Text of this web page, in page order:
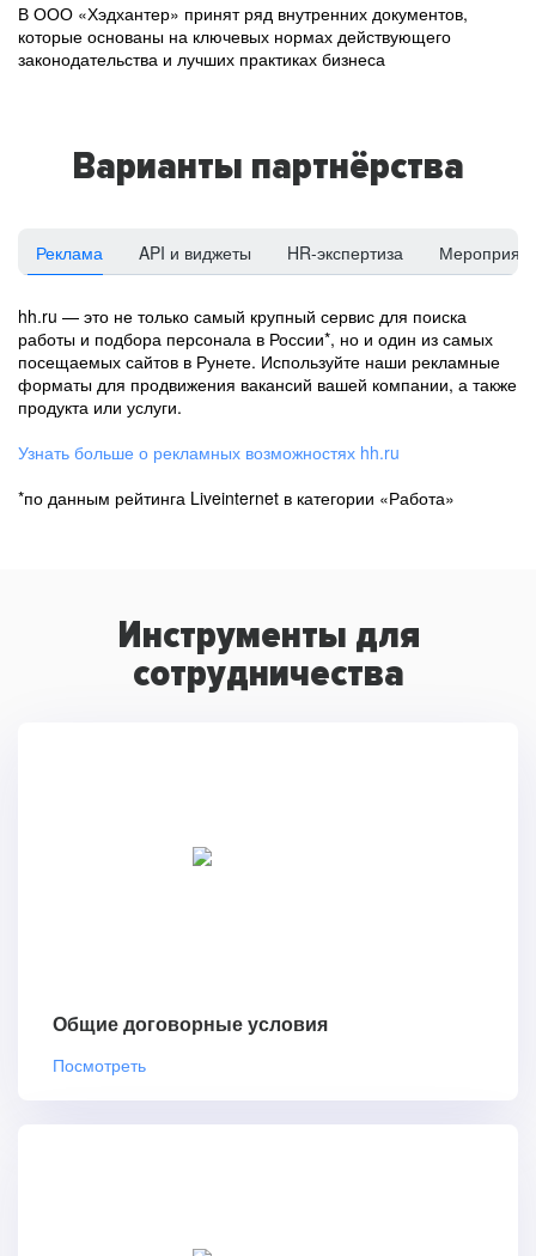
В ООО «Хэдхантер» принят ряд внутренних документов,
которые основаны на ключевых нормах действующего
законодательства и лучших практиках бизнеса
Варианты партнёрства
Реклама API и виджеты HR-экспертиза
hh.ru — это не только самый крупный сервис для поиска
работы и подбора персонала в России*, но и один из самых
посещаемых сайтов в Рунете. Используйте наши рекламные
форматы для продвижения вакансий вашей компании, а также
продукта или услуги.
Узнать больше о рекламных возможностях hh.ru
*по данным рейтинга Liveinternet в категории «Работа»
Инструменты для
сотрудничества
Общие договорные условия
Посмотреть